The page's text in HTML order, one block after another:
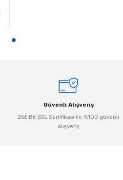
Güvenli Alışveriş
256 Bit SSL Sertifikası ile %100 güvenli
alışveriş